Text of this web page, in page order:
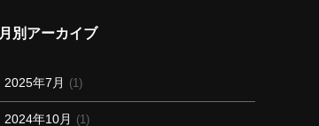
月別アーカイブ
2025年7月 (1)
2024年10月 (1)